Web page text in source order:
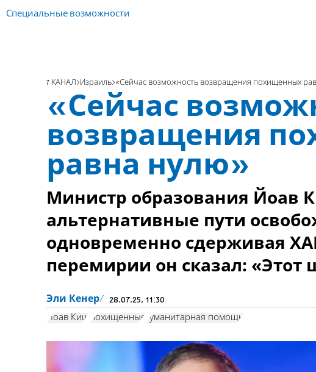
Специальные возможности
7 КАНАЛ Израиль «Сейчас возможность возвращения похищенных
«Сейчас
возвращения
равна нулю»
Министр образования Йоав
альтернативные пути
одновременно сдерживая
перемирии он сказал: «Этот
Эли Кенер 28.07.25, 11:30
Йоав Киш похищенные гуманитарная помощь